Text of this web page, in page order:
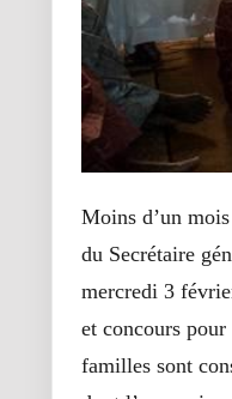
Moins d’un
du Secrétaire
mercredi 3
et concours
familles sont